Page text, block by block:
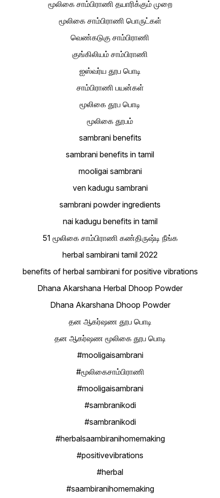
மூலிகை சாம்பிராணி தயாரிக்கும் முறை
மூலிகை சாம்பிராணி பொருட்கள்
வெண்கடுகு சாம்பிராணி
குங்கிலியம் சாம்பிராணி
ஐஸ்வர்ய தூப பொடி
சாம்பிராணி பயன்கள்
மூலிகை தூப பொடி
மூலிகை தூபம்
sambrani benefits
sambrani benefits in tamil
mooligai sambrani
ven kadugu sambrani
sambrani powder ingredients
nai kadugu benefits in tamil
51 மூலிகை சாம்பிராணி கண்திருஷ்டி நீங்க
herbal sambirani tamil 2022
benefits of herbal sambirani for positive vibrations
Dhana Akarshana Herbal Dhoop Powder
Dhana Akarshana Dhoop Powder
தன ஆகர்ஷண தூப பொடி
தன ஆகர்ஷண மூலிகை தூப பொடி
#mooligaisambrani
#மூலிகைசாம்பிராணி
#mooligaisambrani
#sambranikodi
#sambranikodi
#herbalsaambiranihomemaking
#positivevibrations
#herbal
#saambiranihomemaking